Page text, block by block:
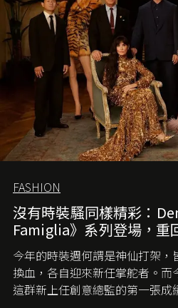
FASHION
沒有時裝騷同樣精彩：
Famiglia》系列登場，重
今年的時裝週何謂是神仙打架
換血，各自迎來新任掌舵者。而
這群新上任創意總監的第一張成